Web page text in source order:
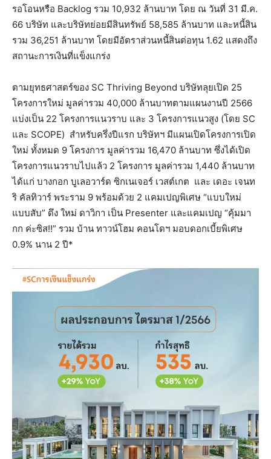
รอโอนหรือ Backlog รวม 10,932 ล้านบาท โดย ณ วันที่ 31 มี.ค.
66 บริษัท และบริษัทย่อยมีสินทรัพย์ 58,585 ล้านบาท และหนี้สิน
รวม 36,251 ล้านบาท โดยมีอัตราส่วนหนี้สินต่อทุน 1.62 แสดงถึง
สถานะการเงินที่แข็งแกร่ง
ตามยุทธศาสตร์ของ SC Thriving Beyond บริษัทลุยเปิด 25
โครงการใหม่ มูลค่ารวม 40,000 ล้านบาทตามแผนงานปี 2566
แบ่งเป็น 22 โครงการแนวราบ และ 3 โครงการแนวสูง (โดย SC
และ SCOPE) สำหรับครึ่งปีแรก บริษัทฯ มีแผนเปิดโครงการเปิด
ใหม่ ทั้งหมด 9 โครงการ มูลค่ารวม 16,470 ล้านบาท ซึ่งได้เปิด
โครงการแนวราบไปแล้ว 2 โครงการ มูลค่ารวม 1,440 ล้านบาท
ได้แก่ บางกอก บูเลอวาร์ด ซิกเนเจอร์ เวสต์เกต และ เดอะ เจนท
ริ คัลทิวาร์ พระราม 9 พร้อมด้วย 2 แคมเปญพิเศษ “แบบใหม่
แบบสับ” ดึง ใหม่ ดาวิกา เป็น Presenter และแคมเปญ “คุ้มมา
กก ค่ะซิส!!” รวม บ้าน ทาวน์โฮม คอนโดฯ มอบดอกเบี้ยพิเศษ
0.9% นาน 2 ปี*